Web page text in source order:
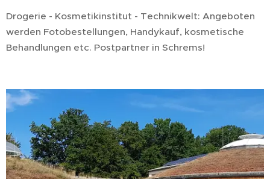
Drogerie - Kosmetikinstitut - Technikwelt: Angeboten
werden Fotobestellungen, Handykauf, kosmetische
Behandlungen etc. Postpartner in Schrems!